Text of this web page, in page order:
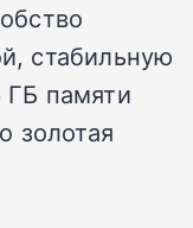
стабильную
ГБ памяти
золотая